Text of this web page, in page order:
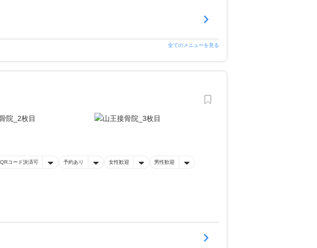
全てのメニューを見る
QRコード決済可 予約あり 女性歓迎 男性歓迎